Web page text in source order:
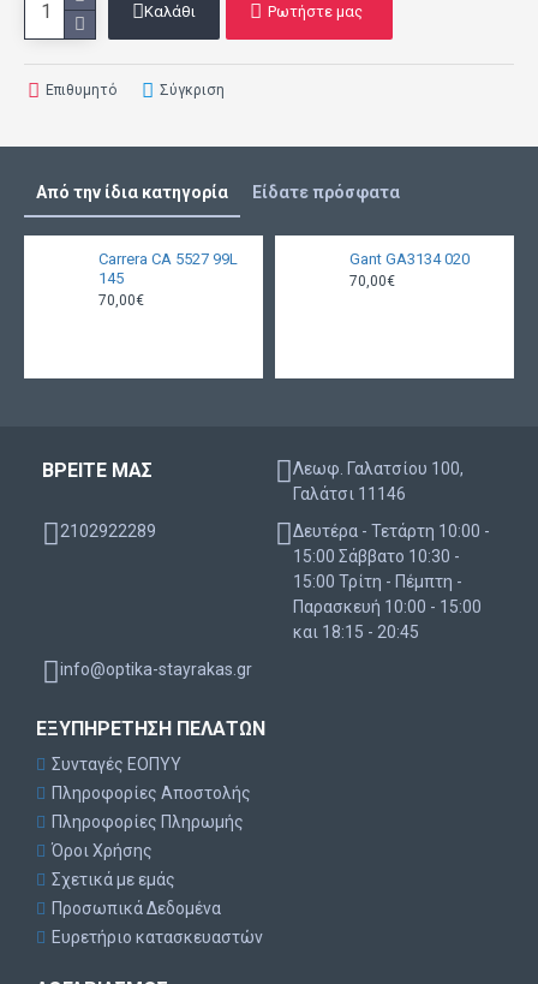
Καλάθι Ρωτήστε μας
Επιθυμητό Σύγκριση
Από την ίδια κατηγορία Είδατε πρόσφατα
Carrera CA 5527 99L
145
70,00€
Gant GA3134 020
70,00€
ΒΡΕΙΤΕ ΜΑΣ
Λεωφ. Γαλατσίου 100,
Γαλάτσι 11146
2102922289
Δευτέρα - Τετάρτη 10:00 -
15:00 Σάββατο 10:30 -
15:00 Τρίτη - Πέμπτη -
Παρασκευή 10:00 - 15:00
και 18:15 - 20:45
info@optika-stayrakas.gr
ΕΞΥΠΗΡΈΤΗΣΗ ΠΕΛΑΤΏΝ
Συνταγές ΕΟΠΥΥ
Πληροφορίες Αποστολής
Πληροφορίες Πληρωμής
Όροι Χρήσης
Σχετικά με εμάς
Προσωπικά Δεδομένα
Ευρετήριο κατασκευαστών